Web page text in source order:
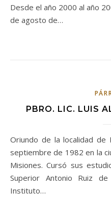
Desde el año 2000 al año
de agosto de…
PBRO. LIC. LUIS
Oriundo de la localidad de Ruiz de Montoya. Nació el 10
septiembre de 1982 en la
Misiones. Cursó sus
Superior Antonio Ruiz
Instituto…